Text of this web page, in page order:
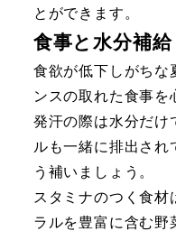
とができます。
食事と水分補給
食欲が低下しがちな
ンスの取れた食事を
発汗の際は水分だけ
ルも一緒に排出され
う補いましょう。
スタミナのつく食材
ラルを豊富に含む野